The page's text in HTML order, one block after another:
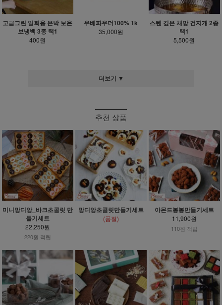
고급그린 일회용 은박 보온
보냉백 3종 택1
400원
우베파우더100% 1k
35,000원
스텐 깊은 채망 건지개 2종
택1
5,500원
더보기 ▼
추천 상품
미니망디앙_바크초콜릿 만
들기세트
22,250원
220원 적립
망디앙초콜릿만들기세트
(품절)
아몬드봉봉만들기세트
11,900원
110원 적립